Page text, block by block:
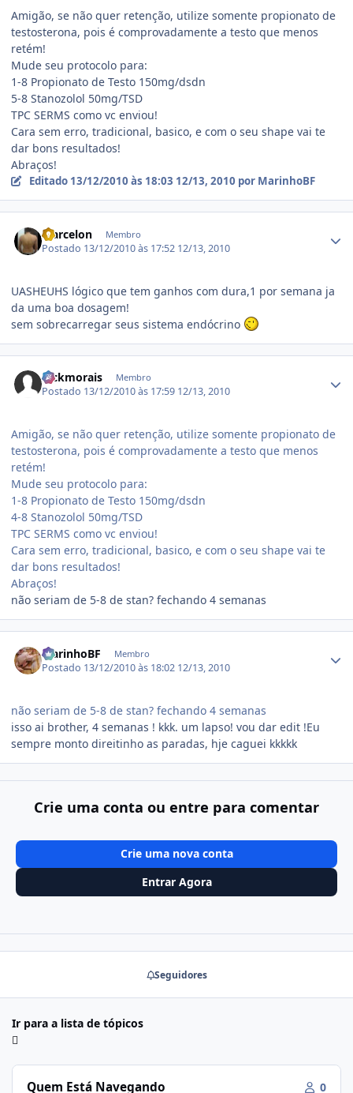
Amigão, se não quer retenção, utilize somente propionato de
testosterona, pois é comprovadamente a testo que menos
retém!
Mude seu protocolo para:
1-8 Propionato de Testo 150mg/dsdn
5-8 Stanozolol 50mg/TSD
TPC SERMS como vc enviou!
Cara sem erro, tradicional, basico, e com o seu shape vai te
dar bons resultados!
Abraços!
Editado 13/12/2010 às 18:03 12/13, 2010 por MarinhoBF
Marcelon Membro
Postado 13/12/2010 às 17:52 12/13, 2010
UASHEUHS lógico que tem ganhos com dura,1 por semana ja
da uma boa dosagem!
sem sobrecarregar seus sistema endócrino
hickmorais Membro
Postado 13/12/2010 às 17:59 12/13, 2010
Amigão, se não quer retenção, utilize somente propionato de
testosterona, pois é comprovadamente a testo que menos
retém!
Mude seu protocolo para:
1-8 Propionato de Testo 150mg/dsdn
4-8 Stanozolol 50mg/TSD
TPC SERMS como vc enviou!
Cara sem erro, tradicional, basico, e com o seu shape vai te
dar bons resultados!
Abraços!
não seriam de 5-8 de stan? fechando 4 semanas
MarinhoBF Membro
Postado 13/12/2010 às 18:02 12/13, 2010
não seriam de 5-8 de stan? fechando 4 semanas
isso ai brother, 4 semanas ! kkk. um lapso! vou dar edit !Eu
sempre monto direitinho as paradas, hje caguei kkkkk
Crie uma conta ou entre para comentar
Crie uma nova conta
Entrar Agora
Seguidores
Ir para a lista de tópicos
Quem Está Navegando 0